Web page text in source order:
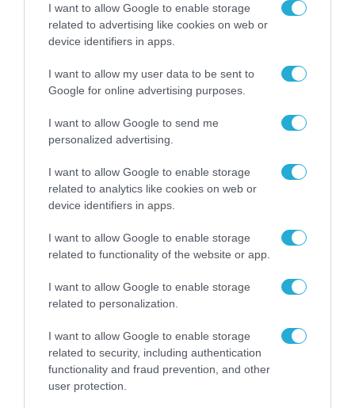
I want to allow Google to enable storage
related to advertising like cookies on web or
device identifiers in apps.
I want to allow my user data to be sent to
Google for online advertising purposes.
I want to allow Google to send me
personalized advertising.
I want to allow Google to enable storage
related to analytics like cookies on web or
device identifiers in apps.
I want to allow Google to enable storage
related to functionality of the website or app.
I want to allow Google to enable storage
related to personalization.
I want to allow Google to enable storage
related to security, including authentication
functionality and fraud prevention, and other
user protection.
για τη χρηματοδότηση
των ελληνικών
επιχειρήσεων στον
χώρο της άμυνας
31.07.2026
Η πιο ταξιδιάρικη
βαλίτσα του φετινού
υπογραφή της Xiaomi
ΟΛΗ Η ΡΟΗ ΕΙΔΗΣΕΩΝ